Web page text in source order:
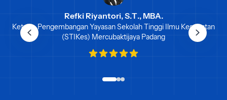
Refki Riyantori, S.T., MBA.
Ketua - Pengembangan Yayasan Sekolah Tinggi Ilmu Kesehatan
(STIKes) Mercubaktijaya Padang